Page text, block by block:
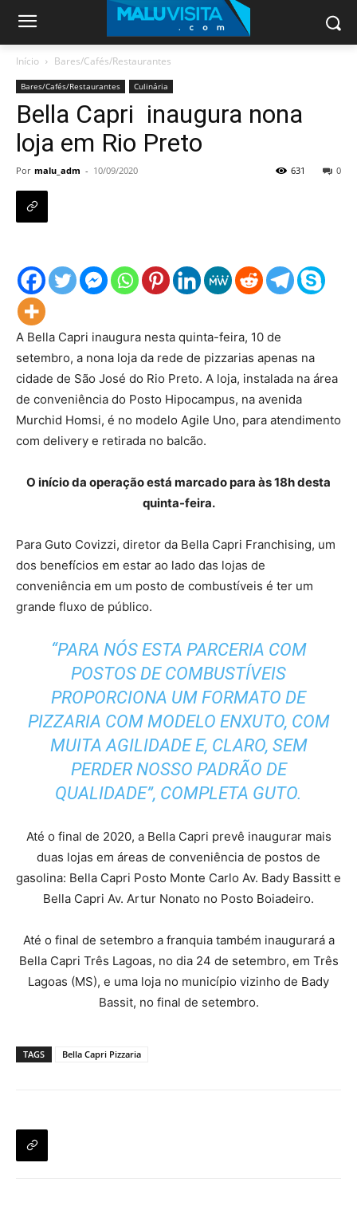
Início Bares/Cafés/Restaurantes
Bares/Cafés/Restaurantes Culinária
Bella Capri inaugura nona
loja em Rio Preto
Por malu_adm - 10/09/2020 0
631
A Bella Capri inaugura nesta quinta-feira, 10 de
setembro, a nona loja da rede de pizzarias apenas na
cidade de São José do Rio Preto. A loja, instalada na área
de conveniência do Posto Hipocampus, na avenida
Murchid Homsi, é no modelo Agile Uno, para atendimento
com delivery e retirada no balcão.
O início da operação está marcado para às 18h desta
quinta-feira.
Para Guto Covizzi, diretor da Bella Capri Franchising, um
dos benefícios em estar ao lado das lojas de
conveniência em um posto de combustíveis é ter um
grande fluxo de público.
“PARA NÓS ESTA PARCERIA COM
POSTOS DE COMBUSTÍVEIS
PROPORCIONA UM FORMATO DE
PIZZARIA COM MODELO ENXUTO, COM
MUITA AGILIDADE E, CLARO, SEM
PERDER NOSSO PADRÃO DE
QUALIDADE”, COMPLETA GUTO.
Até o final de 2020, a Bella Capri prevê inaugurar mais
duas lojas em áreas de conveniência de postos de
gasolina: Bella Capri Posto Monte Carlo Av. Bady Bassitt e
Bella Capri Av. Artur Nonato no Posto Boiadeiro.
Até o final de setembro a franquia também inaugurará a
Bella Capri Três Lagoas, no dia 24 de setembro, em Três
Lagoas (MS), e uma loja no município vizinho de Bady
Bassit, no final de setembro.
TAGS Bella Capri Pizzaria